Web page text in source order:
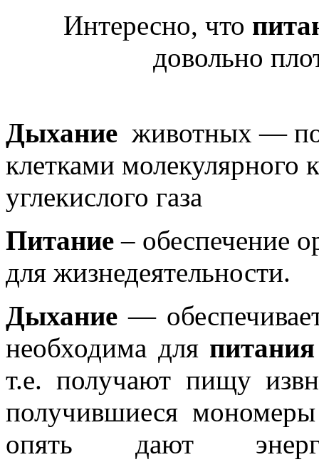
Интересно, что
довольно
Дыхание животных —
клетками молекулярного
углекислого газа
Питание – обеспечение
для жизнедеятельности.
Дыхание —
необходима для питания
т.е. получают пищу
получившиеся
опять дают